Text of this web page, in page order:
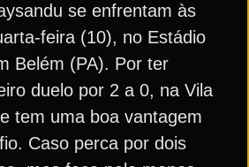
se enfrentam às
feira (10), no Estádio
Belém (PA). Por ter
duelo por 2 a 0, na Vila
tem uma boa vantagem
Caso perca por dois